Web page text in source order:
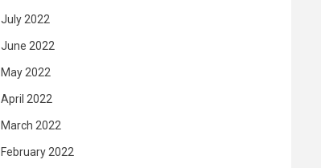
July 2022
June 2022
May 2022
April 2022
March 2022
February 2022